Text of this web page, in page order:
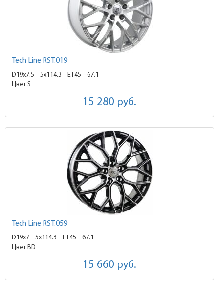
Tech Line RST.019
D19x7.5 5x114.3 ET45
67.1
Цвет S
15 280 руб.
Tech Line RST.059
D19x7 5x114.3 ET45
67.1
Цвет BD
15 660 руб.